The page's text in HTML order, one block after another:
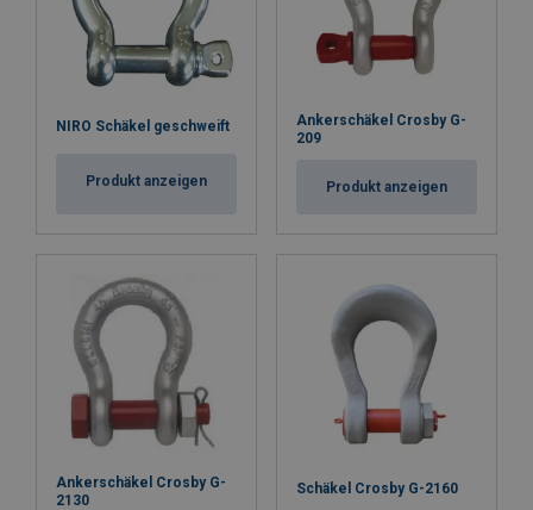
NIRO Schäkel geschweift
Produkt anzeigen
Ankerschäkel Crosby G-
209
Produkt anzeigen
Ankerschäkel Crosby G-
2130
Schäkel Crosby G-2160